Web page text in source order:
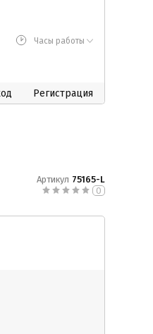
Часы работы
Регистрация
Артикул 75165-L
0